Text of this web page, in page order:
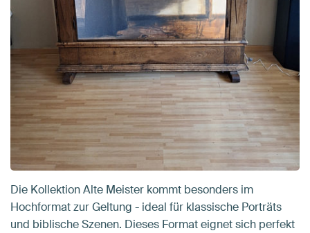
Die Kollektion Alte Meister kommt besonders im
Hochformat zur Geltung - ideal für klassische Porträts
und biblische Szenen. Dieses Format eignet sich perfekt